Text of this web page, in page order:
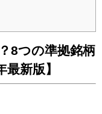
8つの準拠銘柄
新版】